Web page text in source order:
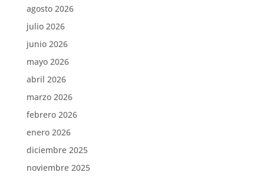
agosto 2026
julio 2026
junio 2026
mayo 2026
abril 2026
marzo 2026
febrero 2026
enero 2026
diciembre 2025
noviembre 2025